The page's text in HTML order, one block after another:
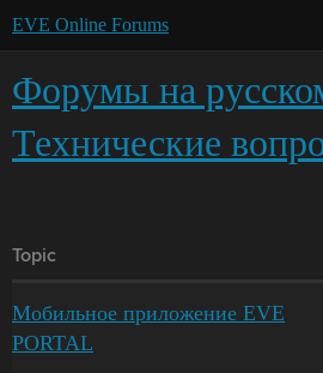
EVE Online Forums
Форумы на
Технические
Topic
Мобильное приложение EVE
PORTAL